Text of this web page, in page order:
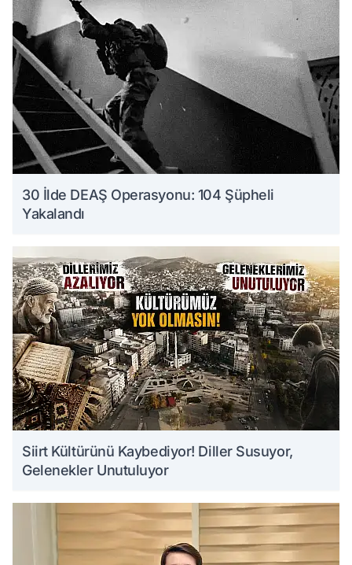
30 İlde DEAŞ Operasyonu: 104 Şüpheli
Yakalandı
Siirt Kültürünü Kaybediyor! Diller Susuyor,
Gelenekler Unutuluyor